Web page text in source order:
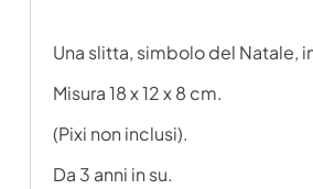
Una slitta, simbolo del Natale,
Misura 18 x 12 x 8 cm.
(Pixi non inclusi).
Da 3 anni in su.